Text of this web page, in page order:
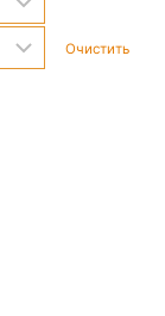
Очистить